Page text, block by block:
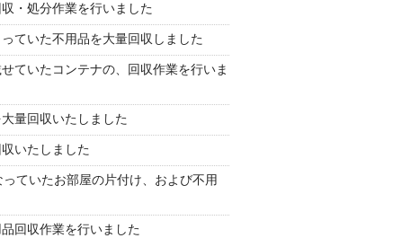
・処分作業を行いました
ていた不用品を大量回収しました
ていたコンテナの、回収作業を行いま
量回収いたしました
いたしました
ていたお部屋の片付け、および不用
回収作業を行いました